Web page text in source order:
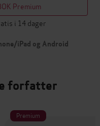
Premium
i 14 dager
iPad og Android
forfatter
Premium